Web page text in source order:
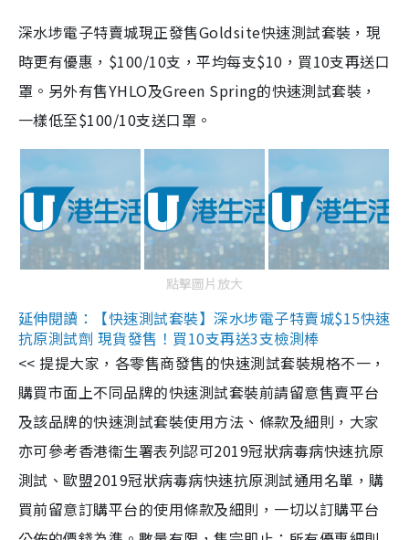
深水埗電子特賣城現正發售Goldsite快速測試套裝，現
時更有優惠，$100/10支，平均每支$10，買10支再送口
罩。另外有售YHLO及Green Spring的快速測試套裝，
一樣低至$100/10支送口罩。
點擊圖片放大
延伸閱讀：【快速測試套裝】深水埗電子特賣城$15快速
抗原測試劑 現貨發售！買10支再送3支檢測棒
<< 提提大家，各零售商發售的快速測試套裝規格不一，
購買市面上不同品牌的快速測試套裝前請留意售賣平台
及該品牌的快速測試套裝使用方法、條款及細則，大家
亦可參考香港衞生署表列認可2019冠狀病毒病快速抗原
測試、歐盟2019冠狀病毒病快速抗原測試通用名單，購
買前留意訂購平台的使用條款及細則，一切以訂購平台